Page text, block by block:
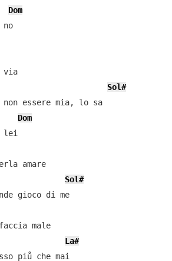
Dom
via
Sol#
essere mia, lo sa
Dom
lei
amare
Sol#
gioco di me
male
La#
piů che mai